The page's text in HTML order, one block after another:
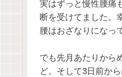
実はずっと慢性腰痛
断を受けてました。
腰はおざなりになっ
でも先月あたりから
ど。そして3日前か